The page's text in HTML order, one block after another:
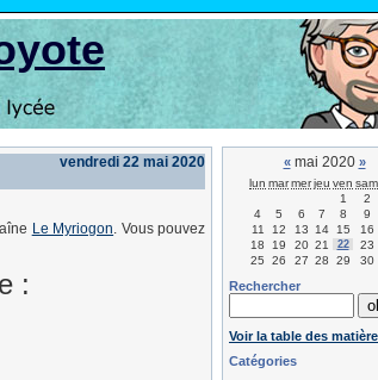
vendredi 22 mai 2020
Le Myriogon. Vous pouvez
:
«mai 2020 »
lun marmerjeu ven sam
1
2
4
5 6 7 8 9
11
12 13 14 15 16
18
19 20 21 22 23
25
26 27 28 29 30
Rechercher
Voir la table des
Catégories